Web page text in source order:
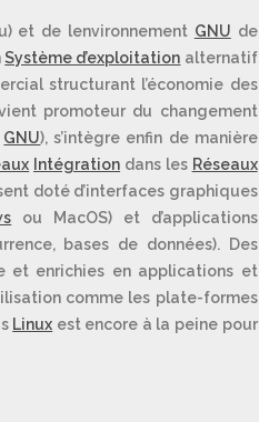
et de lenvironnement GNU de
Système d’exploitation alternatif
structurant l’économie des
promoteur du changement
GNU), s’intègre enfin de manière
Intégration dans les Réseaux
doté d’interfaces graphiques
ou MacOS) et d’applications
bases de données). Des
et enrichies en applications et
comme les plate-formes
Linux est encore à la peine pour